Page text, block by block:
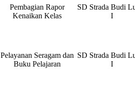
Pembagian Rapor
Kenaikan Kelas
SD Strada Budi
I
Pelayanan Seragam dan
Buku Pelajaran
SD Strada Budi
I